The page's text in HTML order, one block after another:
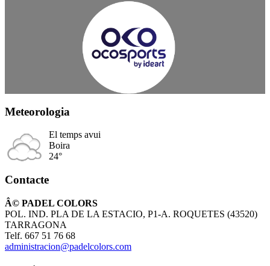
Meteorologia
El temps avui
Boira
24°
Contacte
Â© PADEL COLORS
POL. IND. PLA DE LA ESTACIO, P1-A. ROQUETES (43520)
TARRAGONA
Telf. 667 51 76 68
administracion@padelcolors.com